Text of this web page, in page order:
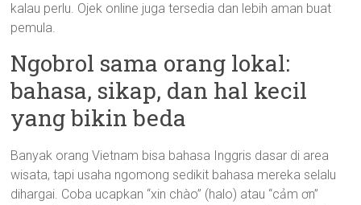
kalau perlu. Ojek online juga tersedia dan lebih aman buat
pemula.
Ngobrol sama orang lokal:
bahasa, sikap, dan hal kecil
yang bikin beda
Banyak orang Vietnam bisa bahasa Inggris dasar di area
wisata, tapi usaha ngomong sedikit bahasa mereka selalu
dihargai. Coba ucapkan “xin chào” (halo) atau “cảm ơn”